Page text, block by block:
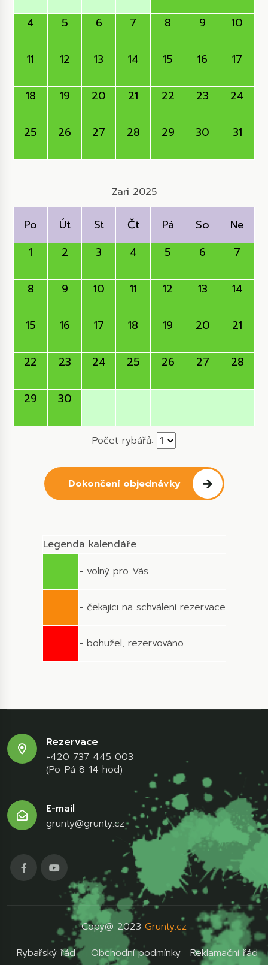
4 5 6 7 8 9 10
11 12 13 14 15 16 17
18 19 20 21 22 23 24
25 26 27 28 29 30 31
Zari 2025
Po Út St Čt Pá So
Ne
1
2 3 4 5 6 7
8 9 10 11 12 13 14
15 16 17 18 19 20 21
22 23 24 25 26 27 28
29 30
Počet rybářů:
Dokončení objednávky
Legenda kalendáře
- volný pro Vás
- čekajíci na schválení rezervace
- bohužel, rezervováno
Rezervace
+420 737 445 003
(Po-Pá 8-14 hod)
E-mail
grunty@grunty.cz
Copy@ 2023 Grunty.cz
Rybařský řád
Obchodní podmínky Reklamační řád